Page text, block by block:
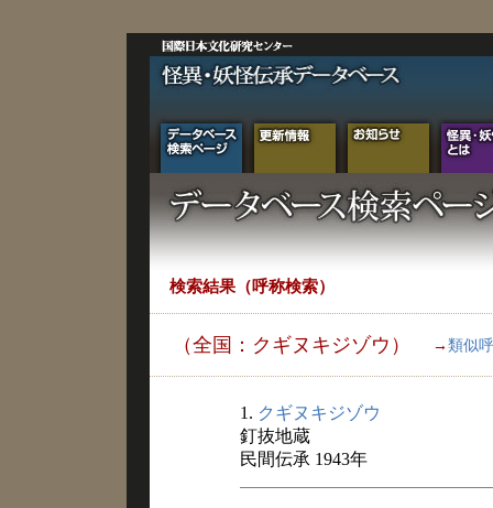
検索結果（呼称検索）
（全国：クギヌキジゾウ） → 類似
1. クギヌキジゾウ
釘抜地蔵
民間伝承 1943年